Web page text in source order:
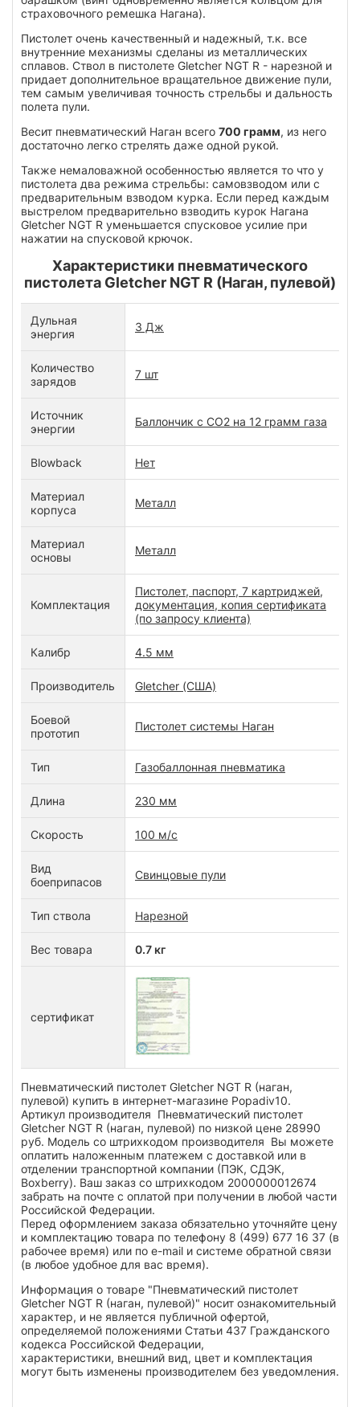
страховочного ремешка Нагана).
Пистолет очень качественный и надежный, т.к. все
внутренние механизмы сделаны из металлических
сплавов. Ствол в пистолете Gletcher NGT R - нарезной и
придает дополнительное вращательное движение пули,
тем самым увеличивая точность стрельбы и дальность
полета пули.
Весит пневматический Наган всего 700 грамм, из него
достаточно легко стрелять даже одной рукой.
Также немаловажной особенностью является то что у
пистолета два режима стрельбы: самовзводом или с
предварительным взводом курка. Если перед каждым
выстрелом предварительно взводить курок Нагана
Gletcher NGT R уменьшается спусковое усилие при
нажатии на спусковой крючок.
Характеристики пневматического
пистолета Gletcher NGT R (Наган, пулевой)
Дульная
энергия
3 Дж
Количество
зарядов
7 шт
Источник
энергии
Баллончик с СО2 на 12 грамм газа
Blowback Нет
Материал
корпуса
Металл
Материал
основы
Металл
Комплектация
Пистолет, паспорт, 7 картриджей,
документация, копия сертификата
(по запросу клиента)
Калибр 4.5 мм
Производитель Gletcher (США)
Боевой
прототип
Пистолет системы Наган
Тип Газобаллонная пневматика
Длина 230 мм
Скорость 100 м/с
Вид
боеприпасов
Свинцовые пули
Тип ствола Нарезной
Вес товара 0.7 кг
сертификат
Пневматический пистолет Gletcher NGT R (наган,
пулевой) купить в интернет-магазине Popadiv10.
Артикул производителя Пневматический пистолет
Gletcher NGT R (наган, пулевой) по низкой цене 28990
руб. Модель со штрихкодом производителя Вы можете
оплатить наложенным платежем с доставкой или в
отделении транспортной компании (ПЭК, СДЭК,
Boxberry). Ваш заказ со штрихкодом 2000000012674
забрать на почте с оплатой при получении в любой части
Российской Федерации.
Перед оформлением заказа обязательно уточняйте цену
и комплектацию товара по телефону 8 (499) 677 16 37 (в
рабочее время) или по e-mail и системе обратной связи
(в любое удобное для вас время).
Информация о товаре "Пневматический пистолет
Gletcher NGT R (наган, пулевой)" носит ознакомительный
характер, и не является публичной офертой,
определяемой положениями Статьи 437 Гражданского
кодекса Российской Федерации,
характеристики, внешний вид, цвет и комплектация
могут быть изменены производителем без уведомления.